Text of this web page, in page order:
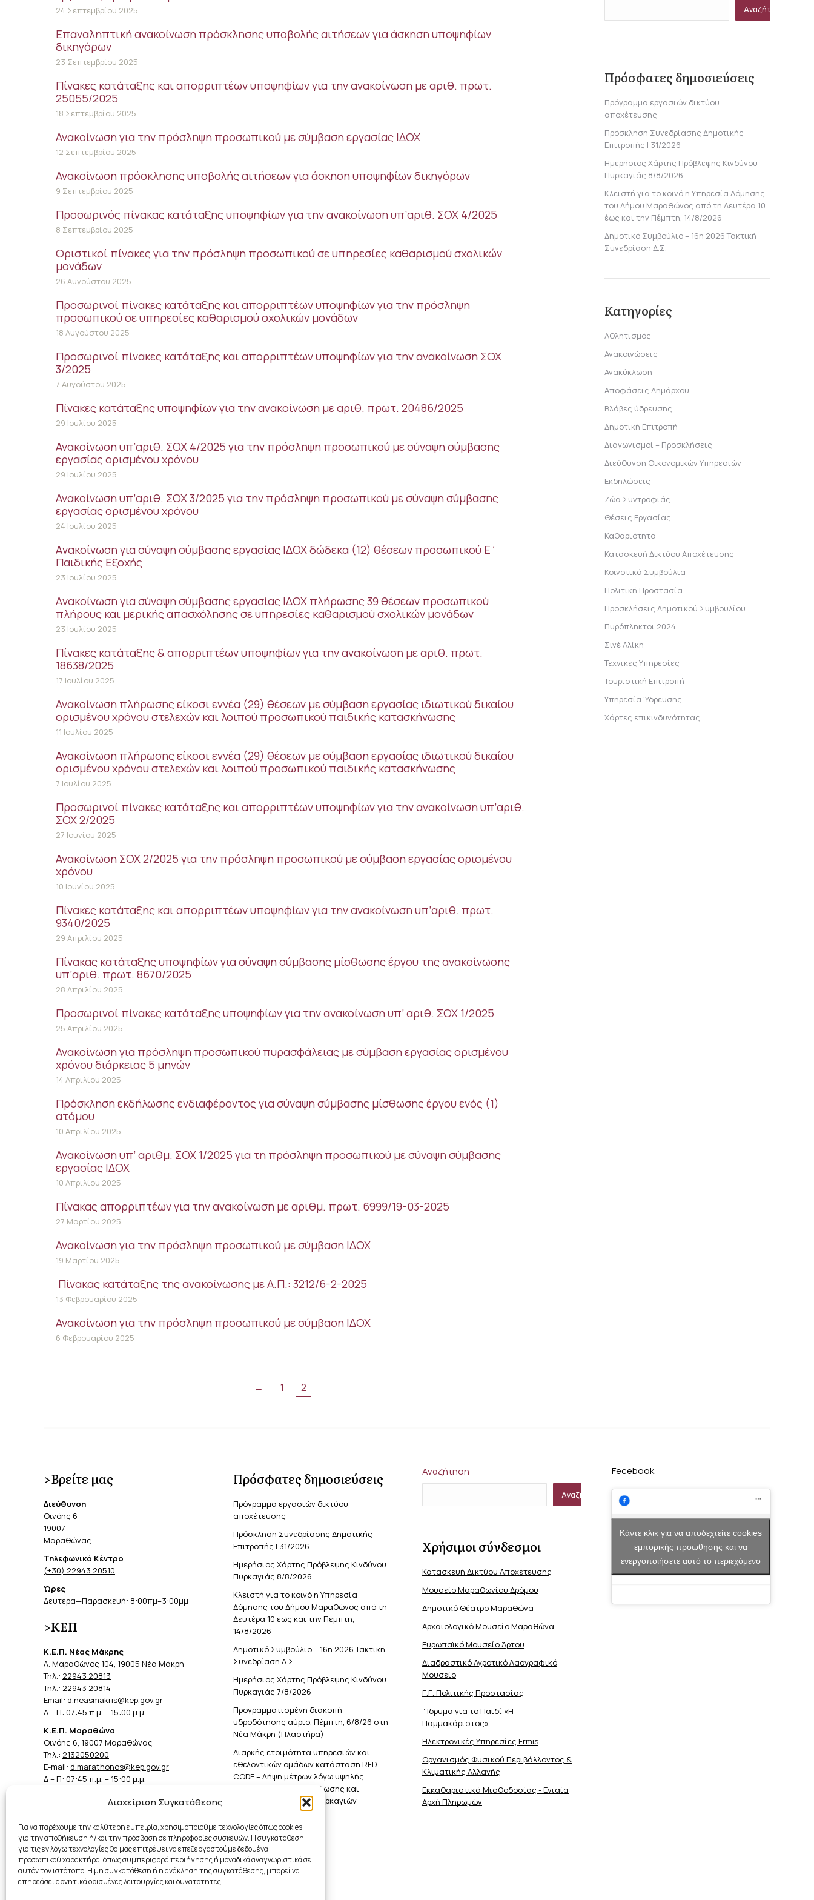
Διαχείριση Συγκατάθεσης
Για να παρέχουμε την καλύτερη εμπειρία, χρησιμοποιούμε τεχνολογίες όπως cookies
για την αποθήκευση ή/και την πρόσβαση σε πληροφορίες συσκευών. Η συγκατάθεση
για τις εν λόγω τεχνολογίες θα μας επιτρέψει να επεξεργαστούμε δεδομένα
προσωπικού χαρακτήρα, όπως συμπεριφορά περιήγησης ή μοναδικά αναγνωριστικά σε
αυτόν τον ιστότοπο. Η μη συγκατάθεση ή η ανάκληση της συγκατάθεσης, μπορεί να
επηρεάσει αρνητικά ορισμένες λειτουργίες και δυνατότητες.
24 Σεπτεμβρίου 2025
Επαναληπτική ανακοίνωση πρόσκλησης υποβολής αιτήσεων για άσκηση υποψηφίων
δικηγόρων
23 Σεπτεμβρίου 2025
Πίνακες κατάταξης και απορριπτέων υποψηφίων για την ανακοίνωση με αριθ. πρωτ.
25055/2025
18 Σεπτεμβρίου 2025
Ανακοίνωση για την πρόσληψη προσωπικού με σύμβαση εργασίας ΙΔΟΧ
12 Σεπτεμβρίου 2025
Ανακοίνωση πρόσκλησης υποβολής αιτήσεων για άσκηση υποψηφίων δικηγόρων
9 Σεπτεμβρίου 2025
Προσωρινός πίνακας κατάταξης υποψηφίων για την ανακοίνωση υπ’αριθ. ΣΟΧ 4/2025
8 Σεπτεμβρίου 2025
Οριστικοί πίνακες για την πρόσληψη προσωπικού σε υπηρεσίες καθαρισμού σχολικών
μονάδων
26 Αυγούστου 2025
Προσωρινοί πίνακες κατάταξης και απορριπτέων υποψηφίων για την πρόσληψη
προσωπικού σε υπηρεσίες καθαρισμού σχολικών μονάδων
18 Αυγούστου 2025
Προσωρινοί πίνακες κατάταξης και απορριπτέων υποψηφίων για την ανακοίνωση ΣΟΧ
3/2025
7 Αυγούστου 2025
Πίνακες κατάταξης υποψηφίων για την ανακοίνωση με αριθ. πρωτ. 20486/2025
29 Ιουλίου 2025
Ανακοίνωση υπ’αριθ. ΣΟΧ 4/2025 για την πρόσληψη προσωπικού με σύναψη σύμβασης
εργασίας ορισμένου χρόνου
29 Ιουλίου 2025
Ανακοίνωση υπ’αριθ. ΣΟΧ 3/2025 για την πρόσληψη προσωπικού με σύναψη σύμβασης
εργασίας ορισμένου χρόνου
24 Ιουλίου 2025
Aνακοίνωση για σύναψη σύμβασης εργασίας ΙΔΟΧ δώδεκα (12) θέσεων προσωπικού Ε΄
Παιδικής Εξοχής
23 Ιουλίου 2025
Aνακοίνωση για σύναψη σύμβασης εργασίας ΙΔΟΧ πλήρωσης 39 θέσεων προσωπικού
πλήρους και μερικής απασχόλησης σε υπηρεσίες καθαρισμού σχολικών μονάδων
23 Ιουλίου 2025
Πίνακες κατάταξης & απορριπτέων υποψηφίων για την ανακοίνωση με αριθ. πρωτ.
18638/2025
17 Ιουλίου 2025
Ανακοίνωση πλήρωσης είκοσι εννέα (29) θέσεων με σύμβαση εργασίας ιδιωτικού δικαίου
ορισμένου χρόνου στελεχών και λοιπού προσωπικού παιδικής κατασκήνωσης
11 Ιουλίου 2025
Ανακοίνωση πλήρωσης είκοσι εννέα (29) θέσεων με σύμβαση εργασίας ιδιωτικού δικαίου
ορισμένου χρόνου στελεχών και λοιπού προσωπικού παιδικής κατασκήνωσης
7 Ιουλίου 2025
Προσωρινοί πίνακες κατάταξης και απορριπτέων υποψηφίων για την ανακοίνωση υπ’αριθ.
ΣΟΧ 2/2025
27 Ιουνίου 2025
Ανακοίνωση ΣΟΧ 2/2025 για την πρόσληψη προσωπικού με σύμβαση εργασίας ορισμένου
χρόνου
10 Ιουνίου 2025
Πίνακες κατάταξης και απορριπτέων υποψηφίων για την ανακοίνωση υπ’αριθ. πρωτ.
9340/2025
29 Απριλίου 2025
Πίνακας κατάταξης υποψηφίων για σύναψη σύμβασης μίσθωσης έργου της ανακοίνωσης
υπ’αριθ. πρωτ. 8670/2025
28 Απριλίου 2025
Προσωρινοί πίνακες κατάταξης υποψηφίων για την ανακοίνωση υπ’ αριθ. ΣΟΧ 1/2025
25 Απριλίου 2025
Ανακοίνωση για πρόσληψη προσωπικού πυρασφάλειας με σύμβαση εργασίας ορισμένου
χρόνου διάρκειας 5 μηνών
14 Απριλίου 2025
Πρόσκληση εκδήλωσης ενδιαφέροντος για σύναψη σύμβασης μίσθωσης έργου ενός (1)
ατόμου
10 Απριλίου 2025
Ανακοίνωση υπ’ αριθμ. ΣΟΧ 1/2025 για τη πρόσληψη προσωπικού με σύναψη σύμβασης
εργασίας ΙΔΟΧ
10 Απριλίου 2025
Πίνακας απορριπτέων για την ανακοίνωση με αριθμ. πρωτ. 6999/19-03-2025
27 Μαρτίου 2025
Ανακοίνωση για την πρόσληψη προσωπικού με σύμβαση ΙΔΟΧ
19 Μαρτίου 2025
Πίνακας κατάταξης της ανακοίνωσης με Α.Π.: 3212/6-2-2025
13 Φεβρουαρίου 2025
Ανακοίνωση για την πρόσληψη προσωπικού με σύμβαση ΙΔΟΧ
6 Φεβρουαρίου 2025
← 1 2
Αναζήτηση
Πρόσφατες δημοσιεύσεις
Πρόγραμμα εργασιών δικτύου
αποχέτευσης
Πρόσκληση Συνεδρίασης Δημοτικής
Επιτροπής | 31/2026
Ημερήσιος Χάρτης Πρόβλεψης Κινδύνου
Πυρκαγιάς 8/8/2026
Κλειστή για το κοινό η Υπηρεσία Δόμησης
του Δήμου Μαραθώνος από τη Δευτέρα 10
έως και την Πέμπτη, 14/8/2026
Δημοτικό Συμβούλιο – 16η 2026 Τακτική
Συνεδρίαση Δ.Σ.
Κατηγορίες
Αθλητισμός
Ανακοινώσεις
Ανακύκλωση
Αποφάσεις Δημάρχου
Βλάβες ύδρευσης
Δημοτική Επιτροπή
Διαγωνισμοί – Προσκλήσεις
Διεύθυνση Οικονομικών Υπηρεσιών
Εκδηλώσεις
Ζώα Συντροφιάς
Θέσεις Εργασίας
Καθαριότητα
Κατασκευή Δικτύου Αποχέτευσης
Κοινοτικά Συμβούλια
Πολιτική Προστασία
Προσκλήσεις Δημοτικού Συμβουλίου
Πυρόπληκτοι 2024
Σινέ Αλίκη
Τεχνικές Υπηρεσίες
Τουριστική Επιτροπή
Υπηρεσία Ύδρευσης
Χάρτες επικινδυνότητας
>Βρείτε μας
Διεύθυνση
Οινόης 6
19007
Μαραθώνας
Τηλεφωνικό Κέντρο
(+30) 22943 20510
Ώρες
Δευτέρα—Παρασκευή: 8:00πμ–3:00μμ
>ΚΕΠ
Κ.Ε.Π. Νέας Μάκρης
Λ. Μαραθώνος 104, 19005 Νέα Μάκρη
Τηλ.: 22943 20813
Τηλ.: 22943 20814
Email: d.neasmakris@kep.gov.gr
Δ – Π: 07:45 π.μ. – 15:00 μ.μ
Κ.Ε.Π. Μαραθώνα
Οινόης 6, 19007 Μαραθώνας
Τηλ.: 2132050200
E-mail: d.marathonos@kep.gov.gr
Δ – Π: 07:45 π.μ. – 15:00 μ.μ.
Πρόσφατες δημοσιεύσεις
Πρόγραμμα εργασιών δικτύου
αποχέτευσης
Πρόσκληση Συνεδρίασης Δημοτικής
Επιτροπής | 31/2026
Ημερήσιος Χάρτης Πρόβλεψης Κινδύνου
Πυρκαγιάς 8/8/2026
Κλειστή για το κοινό η Υπηρεσία
Δόμησης του Δήμου Μαραθώνος από τη
Δευτέρα 10 έως και την Πέμπτη,
14/8/2026
Δημοτικό Συμβούλιο – 16η 2026 Τακτική
Συνεδρίαση Δ.Σ.
Ημερήσιος Χάρτης Πρόβλεψης Κινδύνου
Πυρκαγιάς 7/8/2026
Προγραμματισμένη διακοπή
υδροδότησης αύριο, Πέμπτη, 6/8/26 στη
Νέα Μάκρη (Πλαστήρα)
Διαρκής ετοιμότητα υπηρεσιών και
εθελοντικών ομάδων κατάσταση RED
CODE – Λήψη μέτρων λόγω υψηλής
επικινδυνότητας εκδήλωσης και
εξάπλωσης δασικών πυρκαγιών
Αναζήτηση
Αναζήτηση
Χρήσιμοι σύνδεσμοι
Κατασκευή Δικτύου Αποχέτευσης
Μουσείο Μαραθωνίου Δρόμου
Δημοτικό Θέατρο Μαραθώνα
Αρχαιολογικό Μουσείο Μαραθώνα
Ευρωπαϊκό Μουσείο Άρτου
Διαδραστικό Αγροτικό Λαογραφικό
Μουσείο
Γ.Γ. Πολιτικής Προστασίας
΄Ιδρυμα για το Παιδί «Η
Παμμακάριστος»
Ηλεκτρονικές Υπηρεσίες Ermis
Οργανισμός Φυσικού Περιβάλλοντος &
Κλιματικής Aλλαγής
Εκκαθαριστικά Μισθοδοσίας - Ενιαία
Αρχή Πληρωμών
Fecebook
Κάντε κλικ για να αποδεχτείτε cookies
εμπορικής προώθησης και να
ενεργοποιήσετε αυτό το περιεχόμενο